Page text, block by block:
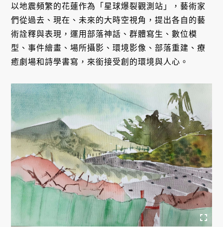
以地震頻繁的花蓮作為「星球爆裂觀測站」，藝術家
們從過去、現在、未來的大時空視角，提出各自的藝
術詮釋與表現，運用部落神話、群體寫生、數位模
型、事件繪畫、場所攝影、環境影像、部落重建、療
癒劇場和詩學書寫，來銜接受創的環境與人心。